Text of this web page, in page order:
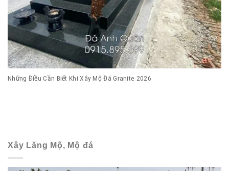
Những Điều Cần Biết Khi Xây Mộ Đá Granite 2026
Xây Lăng Mộ, Mộ đá